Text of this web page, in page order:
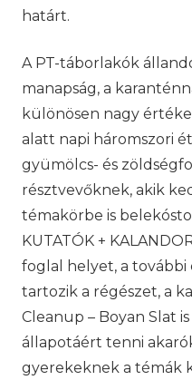
határt.
A PT-táborlakók
manapság, a
különösen nagy
alatt napi háromszori
gyümölcs- és
résztvevőknek, akik
témakörbe is
KUTATÓK +
foglal helyet, a további
tartozik a régészet, a
Cleanup – Boyan Slat
állapotáért tenni
gyerekeknek a témák